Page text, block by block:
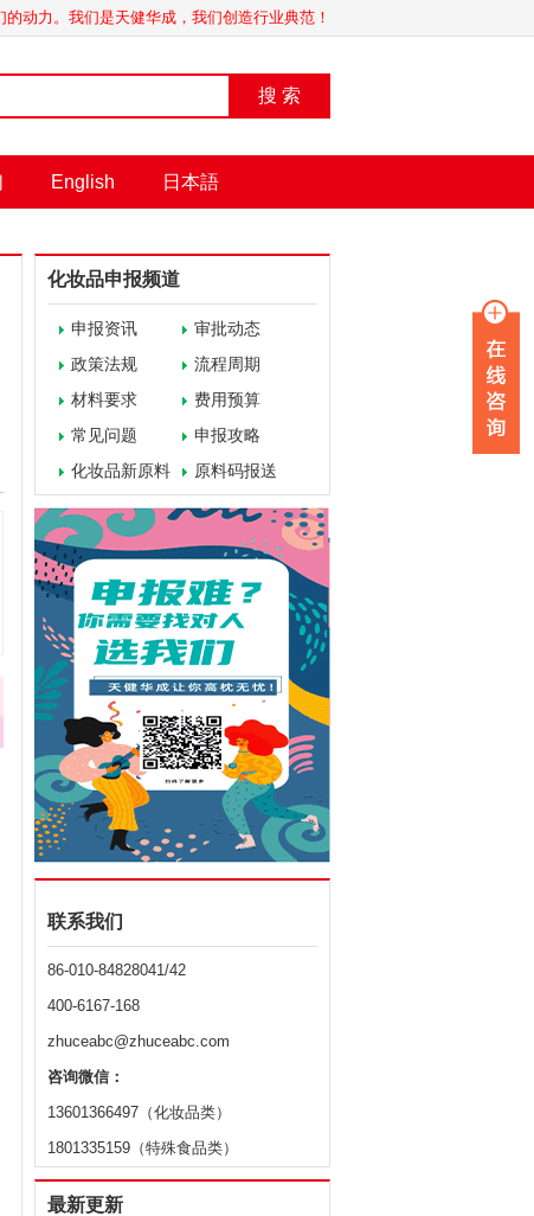
动力。我们是天健华成，我们创造行业典范！
搜 索
English 日本語
化妆品申报频道
申报资讯
审批动态
政策法规
流程周期
材料要求
费用预算
常见问题
申报攻略
化妆品新原料
原料码报送
联系我们
86-010-84828041/42
400-6167-168
zhuceabc@zhuceabc.com
咨询微信：
13601366497（化妆品类）
1801335159（特殊食品类）
最新更新